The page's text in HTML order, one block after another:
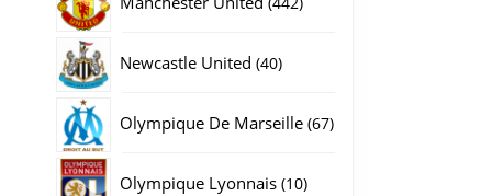
Newcastle United 4040
Olympique De Marseille 6767
Olympique Lyonnais 1010